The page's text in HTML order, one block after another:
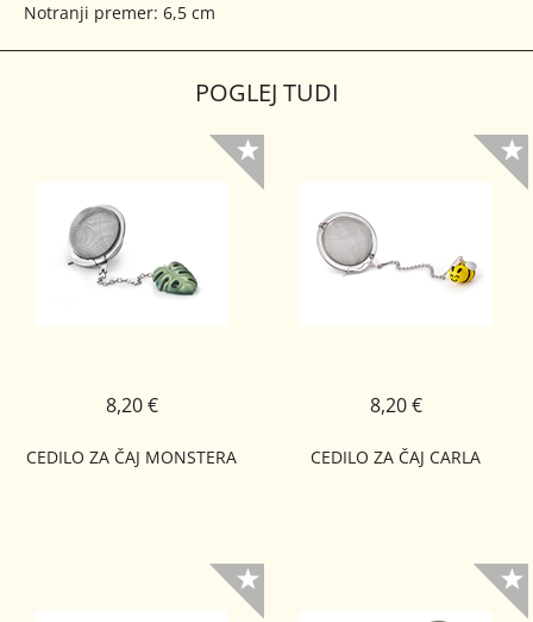
Notranji premer: 6,5 cm
POGLEJ TUDI
CEDILO ZA ČAJ MONSTERA
8,20 €
CEDILO ZA ČAJ CARLA
8,20 €